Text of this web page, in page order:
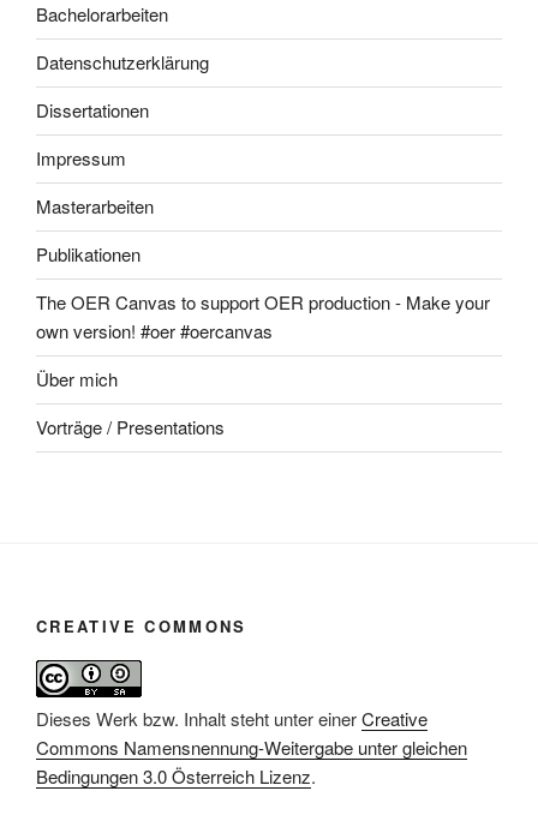
Bachelorarbeiten
Datenschutzerklärung
Dissertationen
Impressum
Masterarbeiten
Publikationen
The OER Canvas to support OER production - Make your
own version! #oer #oercanvas
Über mich
Vorträge / Presentations
CREATIVE COMMONS
Dieses Werk bzw. Inhalt steht unter einerCreative
Commons Namensnennung-Weitergabe unter gleichen
Bedingungen 3.0 Österreich Lizenz.